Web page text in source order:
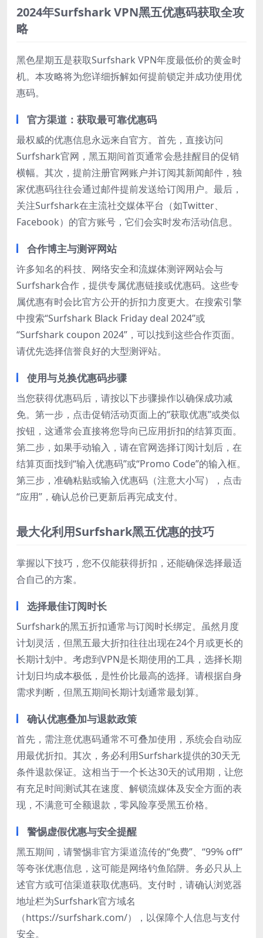
2024年Surfshark VPN黑五优惠码获取全攻
略
黑色星期五是获取Surfshark VPN年度最低价的黄金时
机。本攻略将为您详细拆解如何提前锁定并成功使用优
惠码。
官方渠道：获取最可靠优惠码
最权威的优惠信息永远来自官方。首先，直接访问
Surfshark官网，黑五期间首页通常会悬挂醒目的促销
横幅。其次，提前注册官网账户并订阅其新闻邮件，独
家优惠码往往会通过邮件提前发送给订阅用户。最后，
关注Surfshark在主流社交媒体平台（如Twitter、
Facebook）的官方账号，它们会实时发布活动信息。
合作博主与测评网站
许多知名的科技、网络安全和流媒体测评网站会与
Surfshark合作，提供专属优惠链接或优惠码。这些专
属优惠有时会比官方公开的折扣力度更大。在搜索引擎
中搜索“Surfshark Black Friday deal 2024”或
“Surfshark coupon 2024”，可以找到这些合作页面。
请优先选择信誉良好的大型测评站。
使用与兑换优惠码步骤
当您获得优惠码后，请按以下步骤操作以确保成功减
免。第一步，点击促销活动页面上的“获取优惠”或类似
按钮，这通常会直接将您导向已应用折扣的结算页面。
第二步，如果手动输入，请在官网选择订阅计划后，在
结算页面找到“输入优惠码”或“Promo Code”的输入框。
第三步，准确粘贴或输入优惠码（注意大小写），点击
“应用”，确认总价已更新后再完成支付。
最大化利用Surfshark黑五优惠的技巧
掌握以下技巧，您不仅能获得折扣，还能确保选择最适
合自己的方案。
选择最佳订阅时长
Surfshark的黑五折扣通常与订阅时长绑定。虽然月度
计划灵活，但黑五最大折扣往往出现在24个月或更长的
长期计划中。考虑到VPN是长期使用的工具，选择长期
计划日均成本极低，是性价比最高的选择。请根据自身
需求判断，但黑五期间长期计划通常最划算。
确认优惠叠加与退款政策
首先，需注意优惠码通常不可叠加使用，系统会自动应
用最优折扣。其次，务必利用Surfshark提供的30天无
条件退款保证。这相当于一个长达30天的试用期，让您
有充足时间测试其在速度、解锁流媒体及安全方面的表
现，不满意可全额退款，零风险享受黑五价格。
警惕虚假优惠与安全提醒
黑五期间，请警惕非官方渠道流传的“免费”、“99% off”
等夸张优惠信息，这可能是网络钓鱼陷阱。务必只从上
述官方或可信渠道获取优惠码。支付时，请确认浏览器
地址栏为Surfshark官方域名
（https://surfshark.com/），以保障个人信息与支付
安全。